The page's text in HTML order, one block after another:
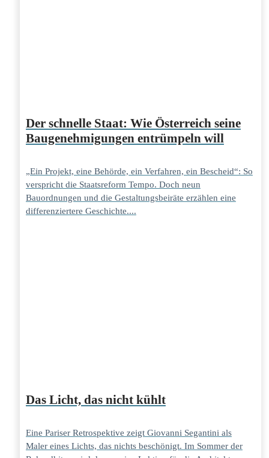
Der schnelle Staat: Wie Österreich seine
Baugenehmigungen entrümpeln will
„Ein Projekt, eine Behörde, ein Verfahren, ein Bescheid“: So
verspricht die Staatsreform Tempo. Doch neun
Bauordnungen und die Gestaltungsbeiräte erzählen eine
differenziertere Geschichte....
Das Licht, das nicht kühlt
Eine Pariser Retrospektive zeigt Giovanni Segantini als
Maler eines Lichts, das nichts beschönigt. Im Sommer der